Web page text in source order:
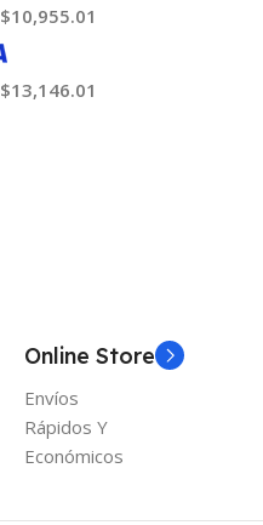
$10,955.01
$13,146.01
Online Store
Envíos
Rápidos Y
Económicos